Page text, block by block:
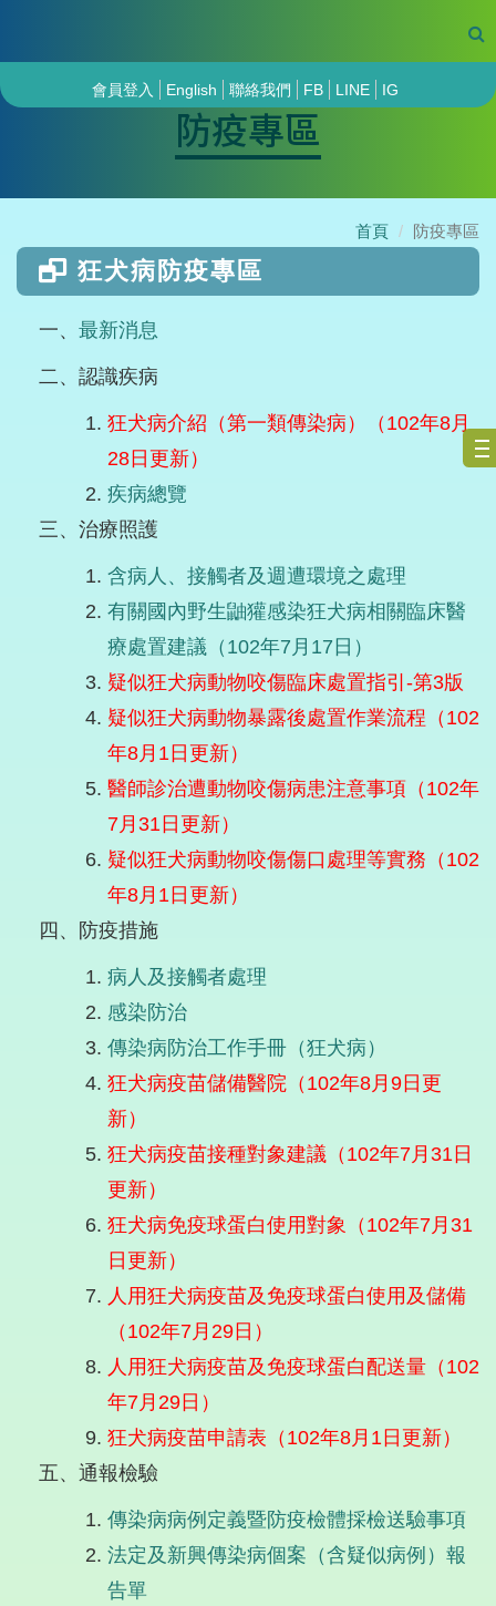
會員登入 English 聯絡我們 FB LINE IG
防疫專區
首頁 防疫專區
狂犬病防疫專區
一、 最新消息
二、認識疾病
狂犬病介紹（第一類傳染病）（102年8月
28日更新）
疾病總覽
三、治療照護
含病人、接觸者及週遭環境之處理
有關國內野生鼬獾感染狂犬病相關臨床醫
療處置建議（102年7月17日）
疑似狂犬病動物咬傷臨床處置指引-第3版
疑似狂犬病動物暴露後處置作業流程（102
年8月1日更新）
醫師診治遭動物咬傷病患注意事項（102年
7月31日更新）
疑似狂犬病動物咬傷傷口處理等實務（102
年8月1日更新）
四、防疫措施
病人及接觸者處理
感染防治
傳染病防治工作手冊（狂犬病）
狂犬病疫苗儲備醫院（102年8月9日更
新）
狂犬病疫苗接種對象建議（102年7月31日
更新）
狂犬病免疫球蛋白使用對象（102年7月31
日更新）
人用狂犬病疫苗及免疫球蛋白使用及儲備
（102年7月29日）
人用狂犬病疫苗及免疫球蛋白配送量（102
年7月29日）
狂犬病疫苗申請表（102年8月1日更新）
五、通報檢驗
傳染病病例定義暨防疫檢體採檢送驗事項
法定及新興傳染病個案（含疑似病例）報
告單